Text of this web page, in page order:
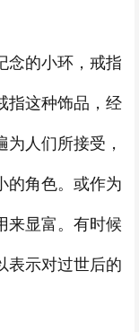
念的小环，戒指
指这种饰品，经
人们所接受，
的角色。或作为
来显富。有时候
表示对过世后的